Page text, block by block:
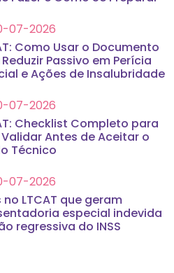
07-2026
Como Usar o Documento
Passivo em Perícia
e Ações de Insalubridade
07-2026
Checklist Completo para
Validar Antes de Aceitar o
Técnico
07-2026
no LTCAT que geram
especial indevida
regressiva do INSS